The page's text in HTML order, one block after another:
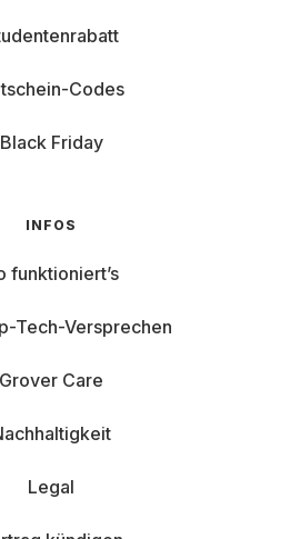
Codes
Black Friday
INFOS
funktioniert’s
Tech-Versprechen
Grover Care
Legal